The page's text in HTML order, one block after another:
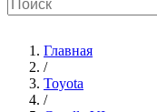
Главная
/
Toyota
/